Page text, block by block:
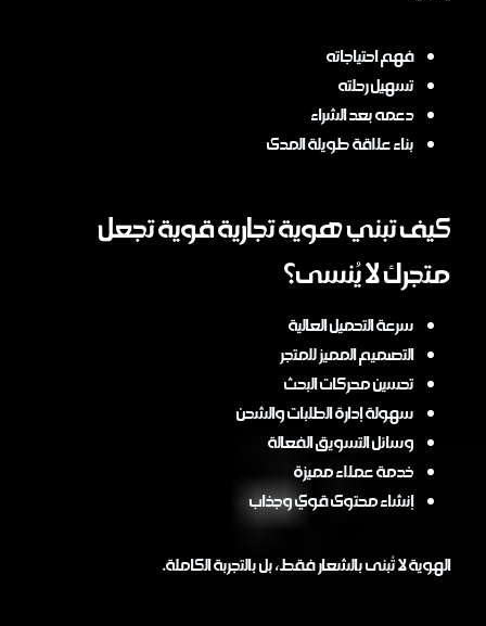
فهم احتياجاته
تسهيل رحلته
دعمه بعد الشراء
بناء علاقة طويلة المدى
كيف تبني هوية تجارية قوية تجعل
متجرك لا يُنسى؟
سرعة التحميل العالية
التصميم المميز للمتجر
تحسين محركات البحث
سهولة إدارة الطلبات والشحن
وسائل التسويق الفعالة
خدمة عملاء مميزة
إنشاء محتوى قوي وجذاب
الهوية لا تُبنى بالشعار فقط، بل بالتجربة الكاملة.